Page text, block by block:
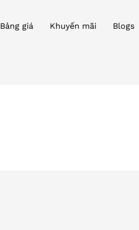
Bảng giá Khuyến mãi Blogs